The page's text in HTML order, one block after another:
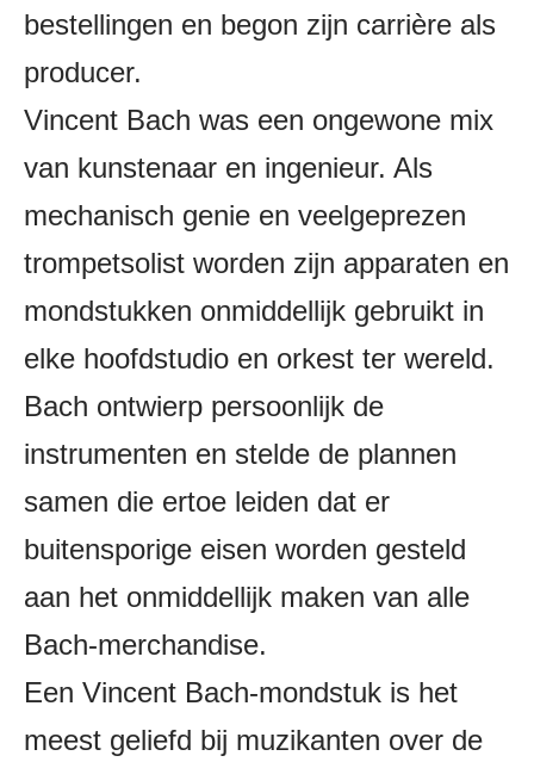
bestellingen en begon zijn carrière als
producer.
Vincent Bach was een ongewone mix
van kunstenaar en ingenieur. Als
mechanisch genie en veelgeprezen
trompetsolist worden zijn apparaten en
mondstukken onmiddellijk gebruikt in
elke hoofdstudio en orkest ter wereld.
Bach ontwierp persoonlijk de
instrumenten en stelde de plannen
samen die ertoe leiden dat er
buitensporige eisen worden gesteld
aan het onmiddellijk maken van alle
Bach-merchandise.
Een Vincent Bach-mondstuk is het
meest geliefd bij muzikanten over de